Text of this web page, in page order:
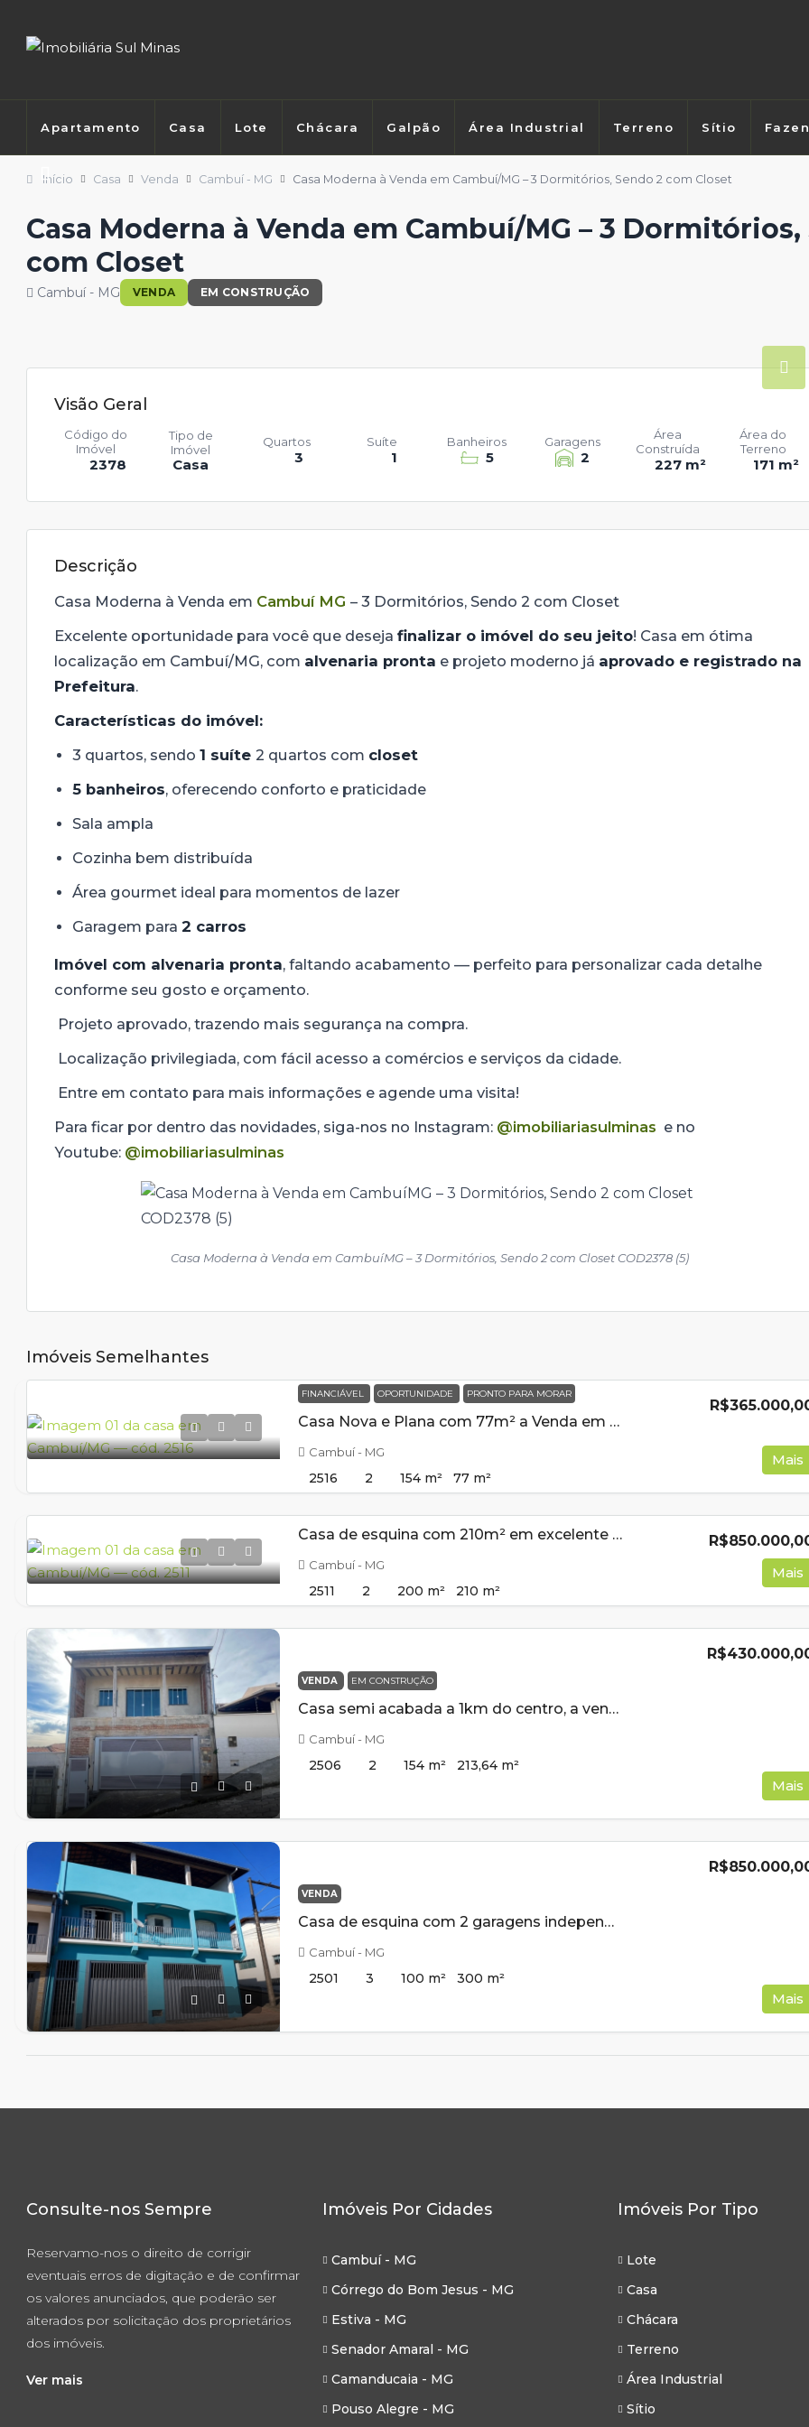
Apartamento Casa Lote Chácara Galpão Área Industrial Terreno Sítio
Início Casa Venda Cambuí - MG Casa Moderna à Venda em Cambuí/MG – 3 Dormitórios, Sendo 2 com Closet
Casa Moderna à Venda em Cambuí/MG – 3 Dormitórios,
com Closet
Cambuí - MG VENDA EM CONSTRUÇÃO
Visão Geral
2378
Código do
Imóvel
Casa
Tipo de
Imóvel
3
Quartos
1
Suíte
5
Banheiros
2
Garagens
227 m²
Área
Construída
171 m²
Área do
Terreno
Descrição
Casa Moderna à Venda em Cambuí MG – 3 Dormitórios, Sendo 2 com Closet
Excelente oportunidade para você que deseja finalizar o imóvel do seu jeito! Casa em ótima
localização em Cambuí/MG, com alvenaria pronta e projeto moderno já aprovado e registrado na
Prefeitura.
Características do imóvel:
3 quartos, sendo 1 suíte 2 quartos com closet
5 banheiros, oferecendo conforto e praticidade
Sala ampla
Cozinha bem distribuída
Área gourmet ideal para momentos de lazer
Garagem para 2 carros
Imóvel com alvenaria pronta, faltando acabamento — perfeito para personalizar cada detalhe
conforme seu gosto e orçamento.
Projeto aprovado, trazendo mais segurança na compra.
Localização privilegiada, com fácil acesso a comércios e serviços da cidade.
Entre em contato para mais informações e agende uma visita!
Para ficar por dentro das novidades, siga-nos no Instagram: @imobiliariasulminas e no
Youtube: @imobiliariasulminas
Casa Moderna à Venda em CambuíMG – 3 Dormitórios, Sendo 2 com Closet COD2378 (5)
Imóveis Semelhantes
FINANCIÁVEL OPORTUNIDADE PRONTO PARA MORAR
Casa Nova e Plana com 77m² a Venda em Cambui MG
Cambuí - MG
2516 2 154 m² 77 m²
Mais
Casa de esquina com 210m² em excelente bairro a venda em Cambuí MG
Cambuí - MG
2511 2 200 m² 210 m²
Mais
VENDA EM CONSTRUÇÃO
Casa semi acabada a 1km do centro, a venda em Cambui MG
Cambuí - MG
2506 2 154 m² 213,64 m²
Mais
VENDA
Casa de esquina com 2 garagens independentes e 300m² de construção a venda em Cambui MG
Cambuí - MG
2501 3 100 m² 300 m²
Mais
Consulte-nos Sempre
Reservamo-nos o direito de corrigir
eventuais erros de digitação e de confirmar
os valores anunciados, que poderão ser
alterados por solicitação dos proprietários
dos imóveis.
Ver mais
Imóveis Por Cidades
Cambuí - MG
Córrego do Bom Jesus - MG
Estiva - MG
Senador Amaral - MG
Camanducaia - MG
Pouso Alegre - MG
Imóveis Por Tipo
Lote
Casa
Chácara
Terreno
Área Industrial
Sítio